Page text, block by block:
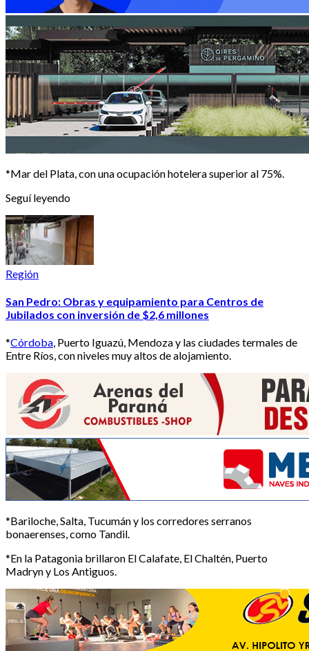
*Mar del Plata, con una ocupación hotelera superior al 75%.
Seguí leyendo
Región
San Pedro: Obras y equipamiento para Centros de
Jubilados con inversión de $2,6 millones
*Córdoba, Puerto Iguazú, Mendoza y las ciudades termales de
Entre Ríos, con niveles muy altos de alojamiento.
*Bariloche, Salta, Tucumán y los corredores serranos
bonaerenses, como Tandil.
*En la Patagonia brillaron El Calafate, El Chaltén, Puerto
Madryn y Los Antiguos.